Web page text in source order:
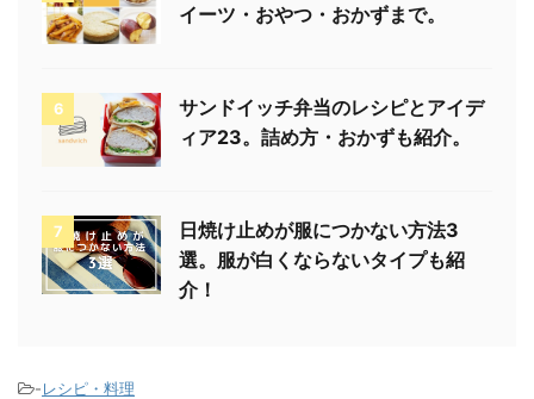
イーツ・おやつ・おかずまで。
6
サンドイッチ弁当のレシピとアイデ
ィア23。詰め方・おかずも紹介。
7
日焼け止めが服につかない方法3
選。服が白くならないタイプも紹
介！
-レシピ・料理